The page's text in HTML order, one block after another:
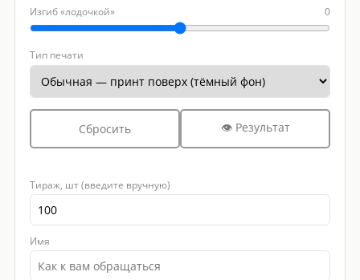
Изгиб «лодочкой» 0
Тип печати
Сбросить 👁 Результат
Тираж, шт (введите вручную)
Имя